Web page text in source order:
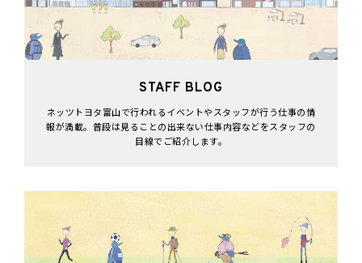
STAFF BLOG
ネッツトヨタ富山で行われるイベントやスタッフが行う仕事の情
報が満載。普段は見ることの出来ない仕事内容などをスタッフの
目線でご紹介します。